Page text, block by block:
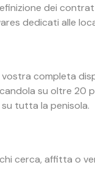
dei
dedicati alle
completa
su oltre 20
tutta la penisola.
cerca, affitta o